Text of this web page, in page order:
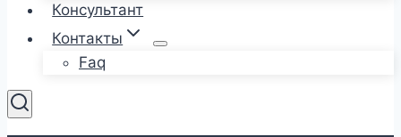
Консультант
Контакты
Faq